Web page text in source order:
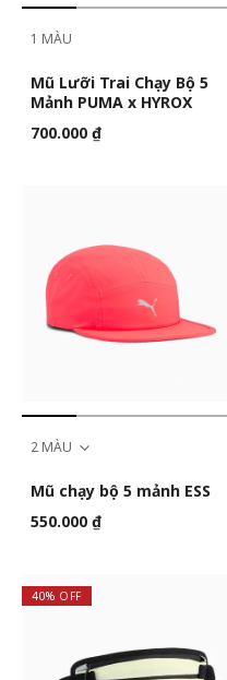
1 MÀU
Mũ Lưỡi Trai Chạy Bộ 5
Mảnh PUMA x HYROX
700.000 ₫
2 MÀU
Mũ chạy bộ 5 mảnh ESS
550.000 ₫
40% OFF